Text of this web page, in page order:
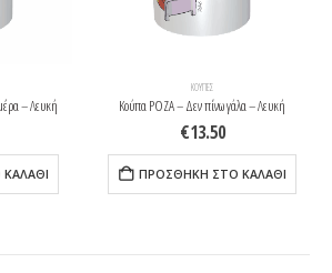
– Λευκή
ΚΟΎΠΕΣ
Κούπα ΡΟΖΑ – Δεν πίνω γάλα – Λευκή
€13.50
ΠΡΟΣΘΉΚΗ ΣΤΟ ΚΑΛΆΘΙ